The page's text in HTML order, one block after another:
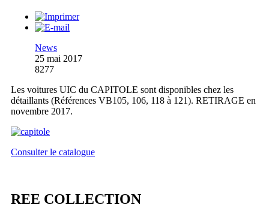
News
25 mai 2017
8277
Les voitures UIC du CAPITOLE sont disponibles chez les
détaillants (Références VB105, 106, 118 à 121). RETIRAGE en
novembre 2017.
Consulter le catalogue
REE COLLECTION